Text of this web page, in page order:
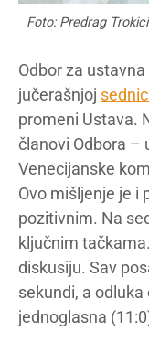
Foto: Predrag
Odbor za
jučerašnjoj
promeni Ustava.
članovi Odbora –
Venecijanske
Ovo mišljenje je i
pozitivnim. Na
ključnim
diskusiju. Sav
sekundi, a odluka
jednoglasna